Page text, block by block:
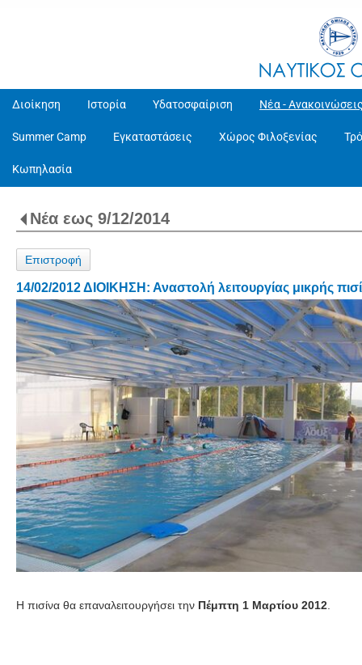
Διοίκηση Ιστορία Υδατοσφαίριση Νέα -
Summer Camp Εγκαταστάσεις Χώρος Φιλοξενίας
Κωπηλασία
Νέα εως 9/12/2014
Επιστροφή
14/02/2012 ΔΙΟΙΚΗΣΗ: Αναστολή λειτουργίας μικρής
Η πισίνα θα επαναλειτουργήσει την Πέμπτη 1 Μαρτίου 2012